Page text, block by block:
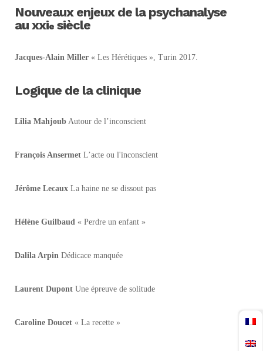
Nouveaux enjeux de la psychanalyse
au xxie siècle
Jacques-Alain Miller « Les Hérétiques », Turin 2017.
Logique de la clinique
Lilia Mahjoub Autour de l’inconscient
François Ansermet L’acte ou l'inconscient
Jérôme Lecaux La haine ne se dissout pas
Hélène Guilbaud « Perdre un enfant »
Dalila Arpin Dédicace manquée
Laurent Dupont Une épreuve de solitude
Caroline Doucet « La recette »